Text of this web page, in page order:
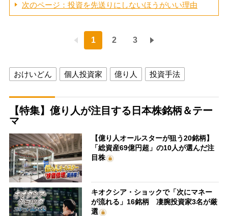
次のページ：投資を先送りにしないほうがいい理由
1 2 3
おけいどん 個人投資家 億り人 投資手法
【特集】億り人が注目する日本株銘柄＆テー
マ
【億り人オールスターが狙う20銘柄】
「総資産69億円超」の10人が選んだ注
目株
キオクシア・ショックで「次にマネー
が流れる」16銘柄 凄腕投資家3名が厳
選